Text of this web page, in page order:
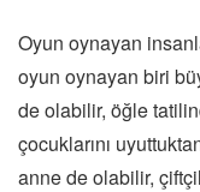
Oyun oynayan
oyun oynayan biri
de olabilir, öğle
çocuklarını
anne de olabilir,